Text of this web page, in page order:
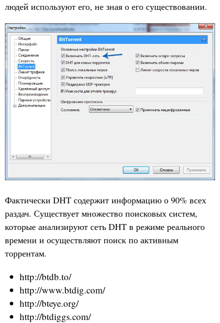
людей используют его, не зная о его существовании.
Фактически DHT содержит информацию о 90% всех
раздач. Существует множество поисковых систем,
которые анализируют сеть DHT в режиме реального
времени и осуществляют поиск по активным
торрентам.
http://btdb.to/
http://www.btdig.com/
http://bteye.org/
http://btdiggs.com/